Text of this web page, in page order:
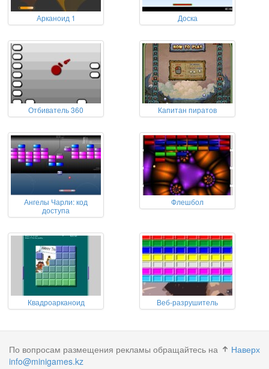
Арканоид 1 Доска
Отбиватель 360 Капитан пиратов
Ангелы Чарли: код
доступа
Флешбол
Квадроарканоид Веб-разрушитель
Наверх
По вопросам размещения рекламы обращайтесь на
info@minigames.kz